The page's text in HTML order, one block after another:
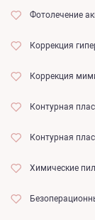
Фотолечение
Коррекция
Коррекция
Контурная
Контурная
Химические